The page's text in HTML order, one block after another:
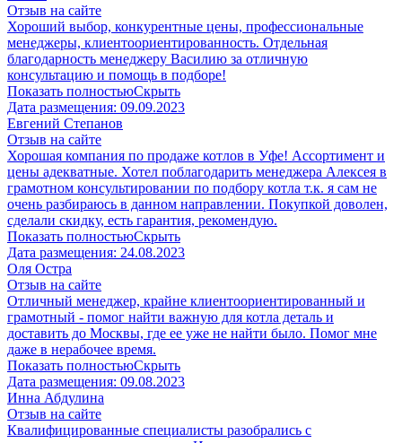
Отзыв на сайте
Хороший выбор, конкурентные цены, профессиональные
менеджеры, клиентоориентированность. Отдельная
благодарность менеджеру Василию за отличную
консультацию и помощь в подборе!
Показать полностьюСкрыть
Дата размещения: 09.09.2023
Евгений Степанов
Отзыв на сайте
Хорошая компания по продаже котлов в Уфе! Ассортимент и
цены адекватные. Хотел поблагодарить менеджера Алексея в
грамотном консультировании по подбору котла т.к. я сам не
очень разбираюсь в данном направлении. Покупкой доволен,
сделали скидку, есть гарантия, рекомендую.
Показать полностьюСкрыть
Дата размещения: 24.08.2023
​Оля Остра
Отзыв на сайте
Отличный менеджер, крайне клиентоориентированный и
грамотный - помог найти важную для котла деталь и
доставить до Москвы, где ее уже не найти было. Помог мне
даже в нерабочее время.
Показать полностьюСкрыть
Дата размещения: 09.08.2023
Инна Абдулина
Отзыв на сайте
Квалифицированные специалисты разобрались с